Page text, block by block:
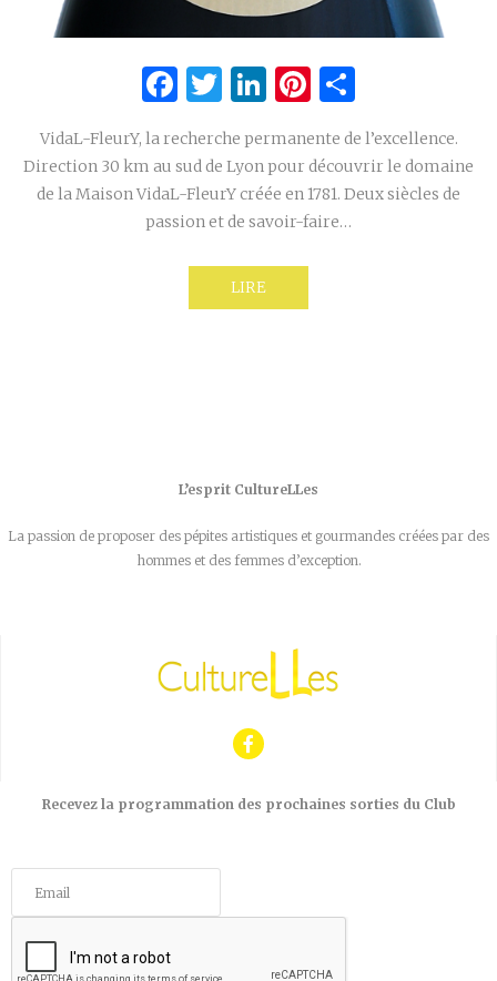
Facebook
Twitter
LinkedIn
Pinterest
VidaL-FleurY, la recherche permanente de l’excellence.
Direction 30 km au sud de Lyon pour découvrir le domaine
de la Maison VidaL-FleurY créée en 1781. Deux siècles de
passion et de savoir-faire…
LIRE
L’esprit CultureLLes
La passion de proposer des pépites artistiques et gourmandes créées par des
hommes et des femmes d’exception.
Recevez la programmation des prochaines sorties du Club